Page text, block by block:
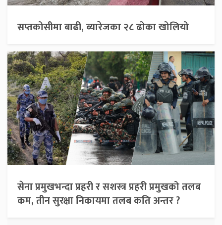
सप्तकोसीमा बाढी, ब्यारेजका २८ ढोका खोलियो
सेना प्रमुखभन्दा प्रहरी र सशस्त्र प्रहरी प्रमुखको तलब
कम, तीन सुरक्षा निकायमा तलब कति अन्तर ?